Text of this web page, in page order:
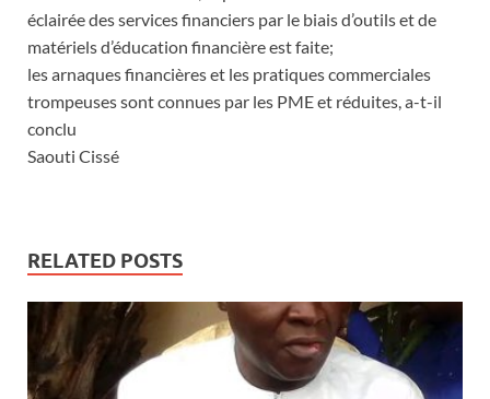
éclairée des services financiers par le biais d’outils et de
matériels d’éducation financière est faite;
les arnaques financières et les pratiques commerciales
trompeuses sont connues par les PME et réduites, a-t-il
conclu
Saouti Cissé
RELATED POSTS